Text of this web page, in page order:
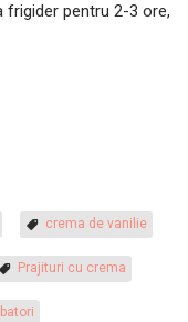
frigider pentru 2-3 ore,
crema de vanilie
Prajituri cu crema